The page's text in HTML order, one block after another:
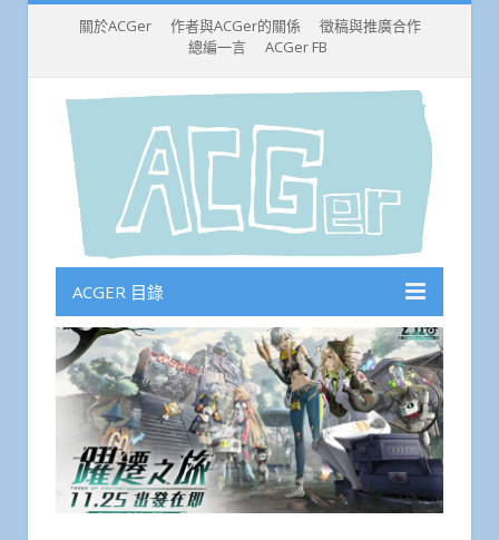
關於ACGer 作者與ACGer的關係
徵稿與推廣合作
總編一言
ACGer FB
ACGER 目錄